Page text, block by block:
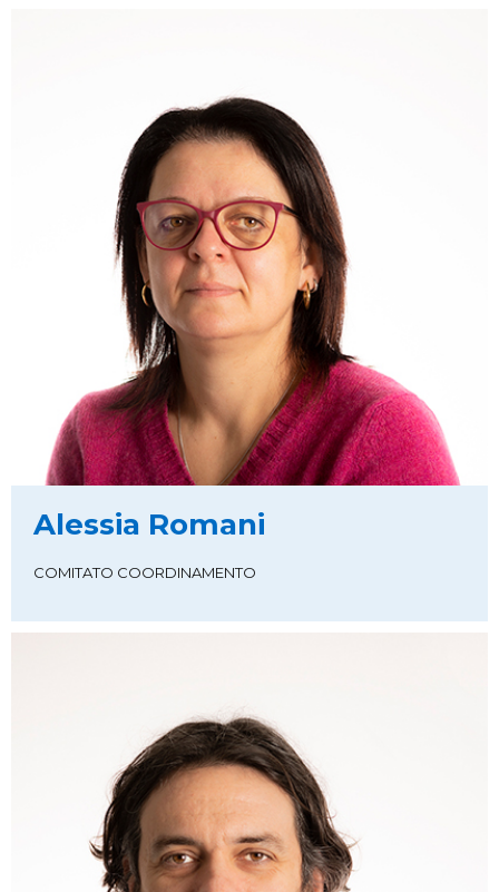
Alessia Romani
COMITATO COORDINAMENTO